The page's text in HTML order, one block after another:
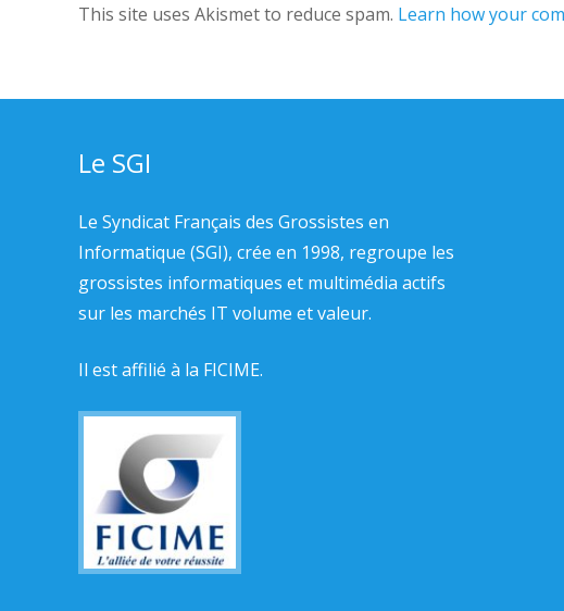
This site uses Akismet to reduce spam. Learn how your
Le SGI
Le Syndicat Français des Grossistes en
Informatique (SGI), crée en 1998, regroupe les
grossistes informatiques et multimédia actifs
sur les marchés IT volume et valeur.
Il est affilié à la FICIME.